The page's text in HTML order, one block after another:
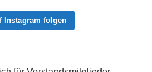
Instagram folgen